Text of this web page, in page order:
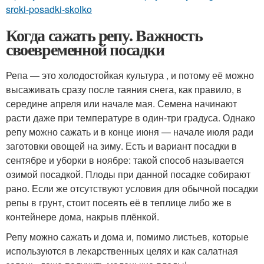
sroki-posadki-skolko
Когда сажать репу. Важность
своевременной посадки
Репа — это холодостойкая культура , и потому её можно
высаживать сразу после таяния снега, как правило, в
середине апреля или начале мая. Семена начинают
расти даже при температуре в один-три градуса. Однако
репу можно сажать и в конце июня — начале июля ради
заготовки овощей на зиму. Есть и вариант посадки в
сентябре и уборки в ноябре: такой способ называется
озимой посадкой. Плоды при данной посадке собирают
рано. Если же отсутствуют условия для обычной посадки
репы в грунт, стоит посеять её в теплице либо же в
контейнере дома, накрыв плёнкой.
Репу можно сажать и дома и, помимо листьев, которые
используются в лекарственных целях и как салатная